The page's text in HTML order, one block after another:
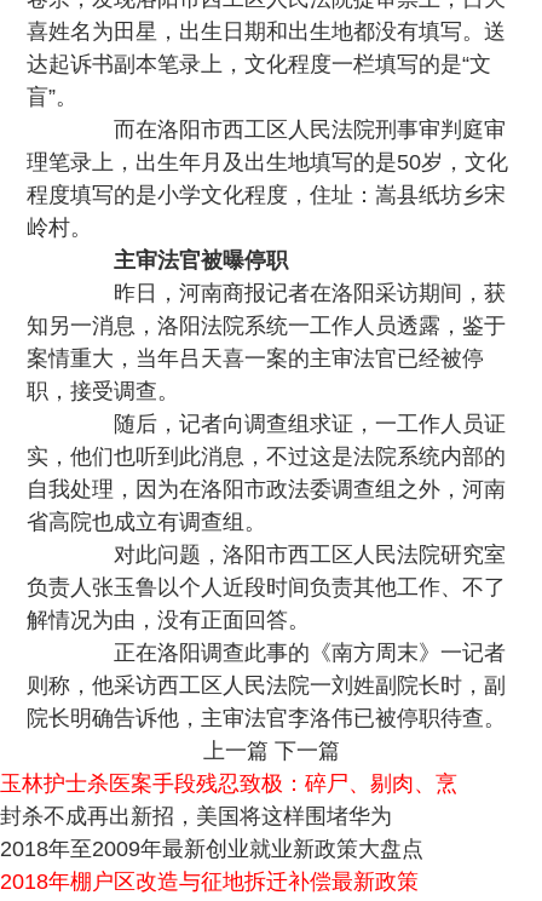
喜姓名为田星，出生日期和出生地都没有填写。送
达起诉书副本笔录上，文化程度一栏填写的是“文
盲”。
而在洛阳市西工区人民法院刑事审判庭审
理笔录上，出生年月及出生地填写的是50岁，文化
程度填写的是小学文化程度，住址：嵩县纸坊乡宋
岭村。
主审法官被曝停职
昨日，河南商报记者在洛阳采访期间，获
知另一消息，洛阳法院系统一工作人员透露，鉴于
案情重大，当年吕天喜一案的主审法官已经被停
职，接受调查。
随后，记者向调查组求证，一工作人员证
实，他们也听到此消息，不过这是法院系统内部的
自我处理，因为在洛阳市政法委调查组之外，河南
省高院也成立有调查组。
对此问题，洛阳市西工区人民法院研究室
负责人张玉鲁以个人近段时间负责其他工作、不了
解情况为由，没有正面回答。
正在洛阳调查此事的《南方周末》一记者
则称，他采访西工区人民法院一刘姓副院长时，副
院长明确告诉他，主审法官李洛伟已被停职待查。
上一篇 下一篇
玉林护士杀医案手段残忍致极：碎尸、剔肉、烹
封杀不成再出新招，美国将这样围堵华为
2018年至2009年最新创业就业新政策大盘点
2018年棚户区改造与征地拆迁补偿最新政策